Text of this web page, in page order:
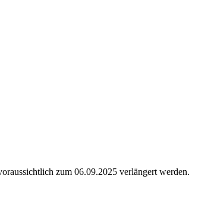
zum 06.09.2025 verlängert werden.